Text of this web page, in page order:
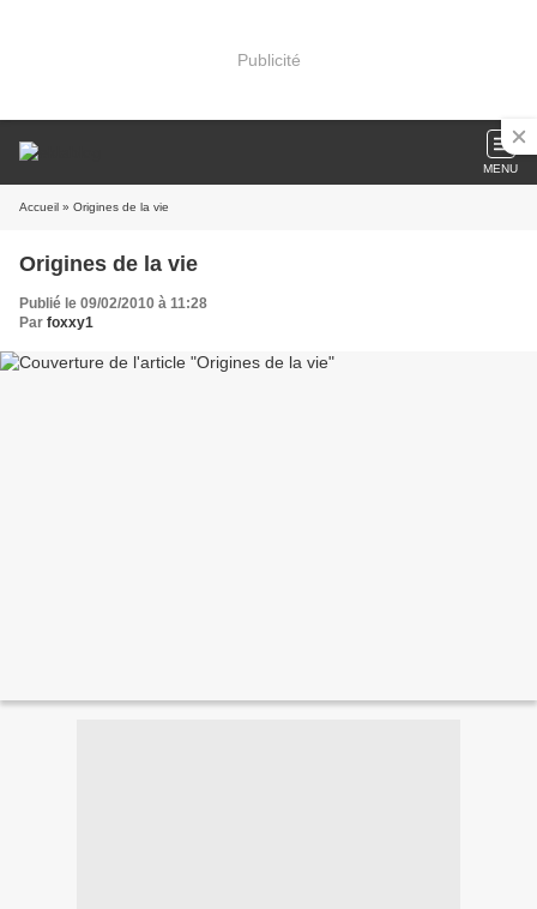
Publicité
MENU
Accueil » Origines de la vie
Origines de la vie
Publié le 09/02/2010 à 11:28
Par foxxy1